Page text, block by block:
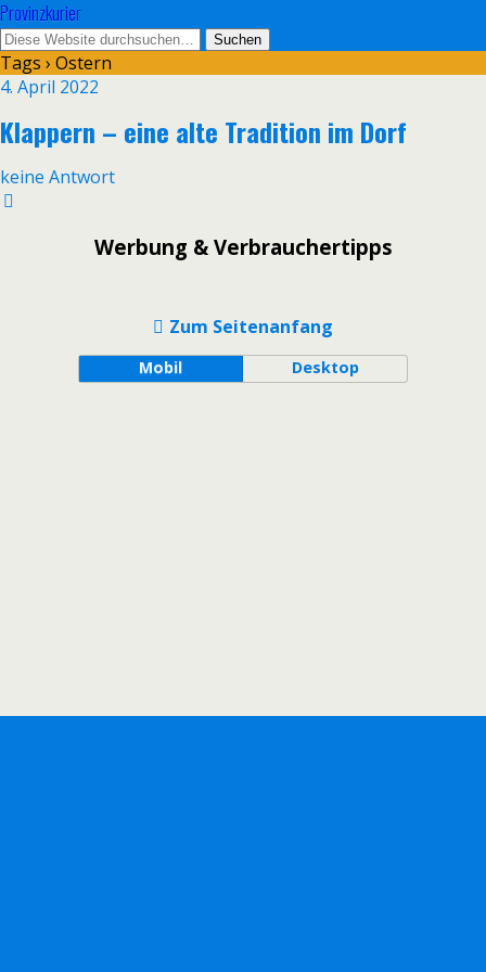
Provinzkurier
Tags › Ostern
4. April 2022
Klappern – eine alte Tradition im Dorf
keine Antwort
Werbung & Verbrauchertipps
Zum Seitenanfang
Mobil Desktop